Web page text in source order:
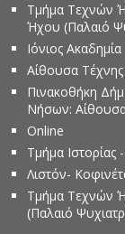
Τμήμα Τεχνών
Ήχου (Παλαιό
Ιόνιος Ακαδημία
Αίθουσα
Πινακοθήκη
Νήσων:
Online
Τμήμα
Λιστόν-
Τμήμα Τεχνών
(Παλαιό